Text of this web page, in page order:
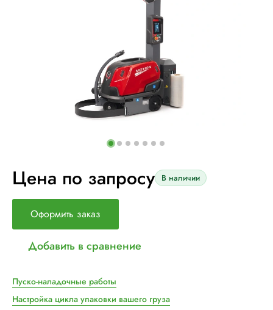
Цена по запросу В наличии
Оформить заказ
Добавить в сравнение
Пуско-наладочные работы
Настройка цикла упаковки вашего груза